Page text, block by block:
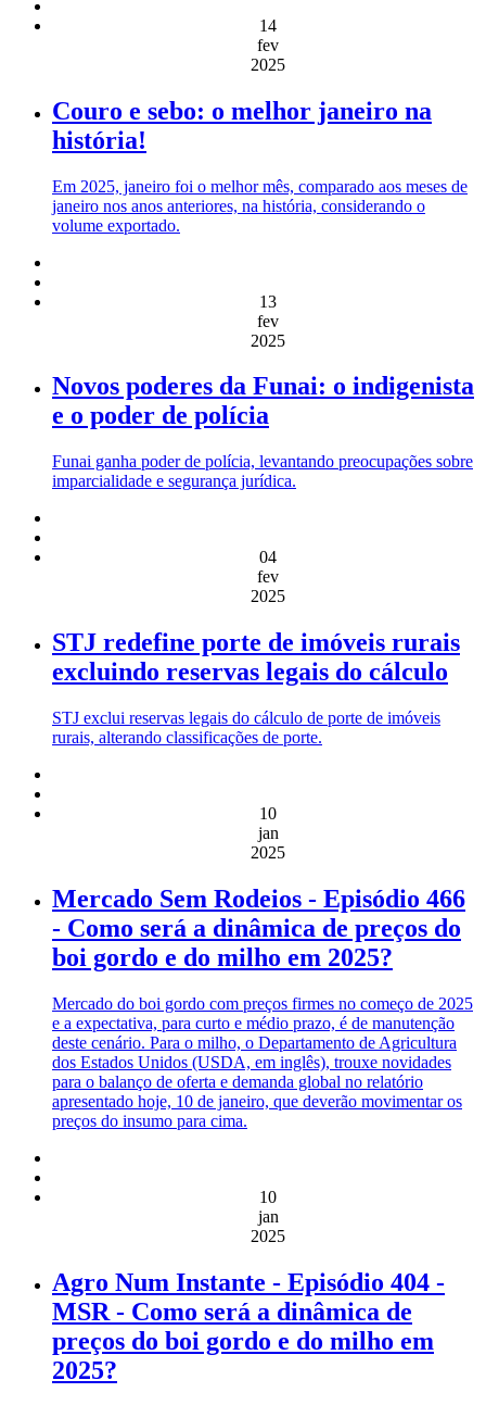
14
fev
2025
Couro e sebo: o melhor janeiro na
história!
Em 2025, janeiro foi o melhor mês, comparado aos meses de
janeiro nos anos anteriores, na história, considerando o
volume exportado.
13
fev
2025
Novos poderes da Funai: o indigenista
e o poder de polícia
Funai ganha poder de polícia, levantando preocupações sobre
imparcialidade e segurança jurídica.
04
fev
2025
STJ redefine porte de imóveis rurais
excluindo reservas legais do cálculo
STJ exclui reservas legais do cálculo de porte de imóveis
rurais, alterando classificações de porte.
10
jan
2025
Mercado Sem Rodeios - Episódio 466
- Como será a dinâmica de preços do
boi gordo e do milho em 2025?
Mercado do boi gordo com preços firmes no começo de 2025
e a expectativa, para curto e médio prazo, é de manutenção
deste cenário. Para o milho, o Departamento de Agricultura
dos Estados Unidos (USDA, em inglês), trouxe novidades
para o balanço de oferta e demanda global no relatório
apresentado hoje, 10 de janeiro, que deverão movimentar os
preços do insumo para cima.
10
jan
2025
Agro Num Instante - Episódio 404 -
MSR - Como será a dinâmica de
preços do boi gordo e do milho em
2025?